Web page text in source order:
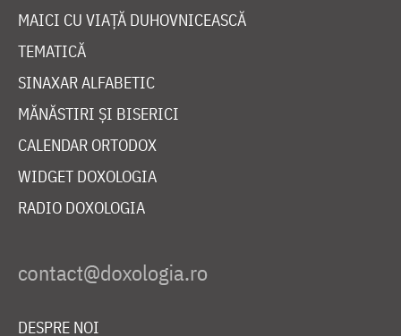
MAICI CU VIAȚĂ DUHOVNICEASCĂ
TEMATICĂ
SINAXAR ALFABETIC
MĂNĂSTIRI ȘI BISERICI
CALENDAR ORTODOX
WIDGET DOXOLOGIA
RADIO DOXOLOGIA
DESPRE NOI